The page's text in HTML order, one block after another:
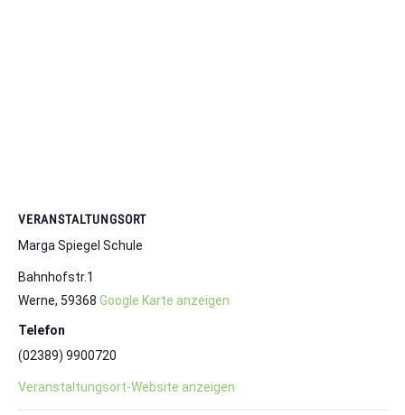
VERANSTALTUNGSORT
Marga Spiegel Schule
Bahnhofstr.1
Werne, 59368 Google Karte anzeigen
Telefon
(02389) 9900720
Veranstaltungsort-Website anzeigen